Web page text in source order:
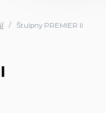
Štulpny PREMIER II